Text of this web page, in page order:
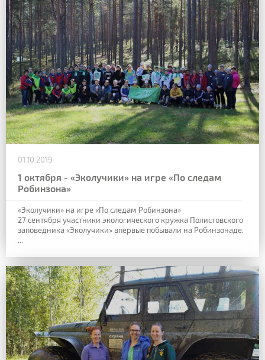
01.10.2019
1 октября - «Эколучики» на игре «По следам
Робинзона»
«Эколучики» на игре «По следам Робинзона»
27 сентября участники экологического кружка Полистовского
заповедника «Эколучики» впервые побывали на Робинзонаде.
...